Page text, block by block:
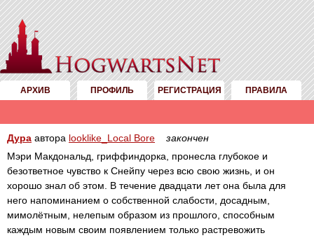
АРХИВ ПРОФИЛЬ РЕГИСТРАЦИЯ ПРАВИЛА
Дура автора looklike_Local Bore
закончен
Мэри Макдональд, гриффиндорка, пронесла глубокое и
безответное чувство к Снейпу через всю свою жизнь, и он
хорошо знал об этом. В течение двадцати лет она была для
него напоминанием о собственной слабости, досадным,
мимолётным, нелепым образом из прошлого, способным
каждым новым своим появлением только растревожить